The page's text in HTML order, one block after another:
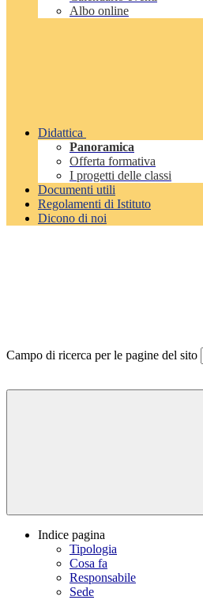
Albo online
Didattica
Panoramica
Offerta formativa
I progetti delle classi
Documenti utili
Regolamenti di Istituto
Dicono di noi
Campo di ricerca per le pagine del sito
Indice pagina
Tipologia
Cosa fa
Responsabile
Sede